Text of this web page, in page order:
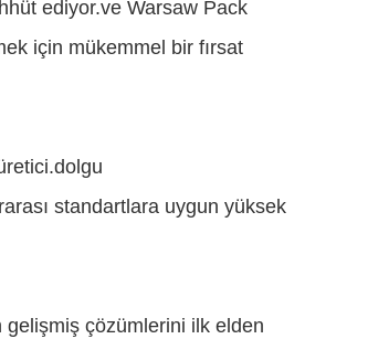
ediyor.ve Warsaw Pack
için mükemmel bir fırsat
dolgu
standartlara uygun yüksek
çözümlerini ilk elden